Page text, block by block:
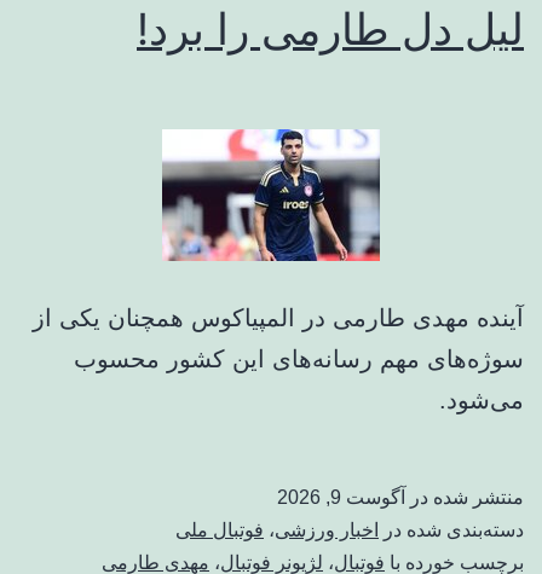
لیل دل طارمی را برد!
آینده مهدی طارمی در المپیاکوس همچنان یکی از
سوژه‌های مهم رسانه‌های این کشور محسوب
می‌شود.
منتشر شده در
آگوست 9, 2026
دسته‌بندی شده در
اخبار ورزشی، فوتبال ملی
برچسب خورده با فوتبال، لژیونر فوتبال، مهدی طارمی